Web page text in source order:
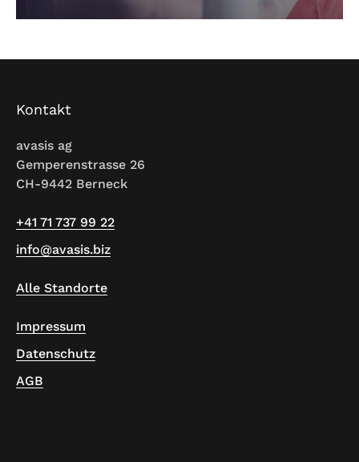
Kontakt
avasis ag
Gemperenstrasse 26
CH-9442 Berneck
+41 71 737 99 22
info@avasis.biz
Alle Standorte
Impressum
Datenschutz
AGB